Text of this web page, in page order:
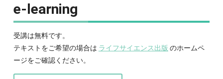
e-learning
受講は無料です。
テキストをご希望の場合は ライフサイエンス出版 のホームペ
ージをご確認ください。